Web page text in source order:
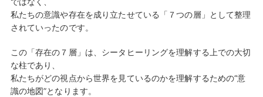
私たちの意識や存在を成り立たせている「７つの層」として整理
されていったのです。
この「存在の７層」は、シータヒーリングを理解する上での大切
な柱であり、
私たちがどの視点から世界を見ているのかを理解するための“意
識の地図”となります。